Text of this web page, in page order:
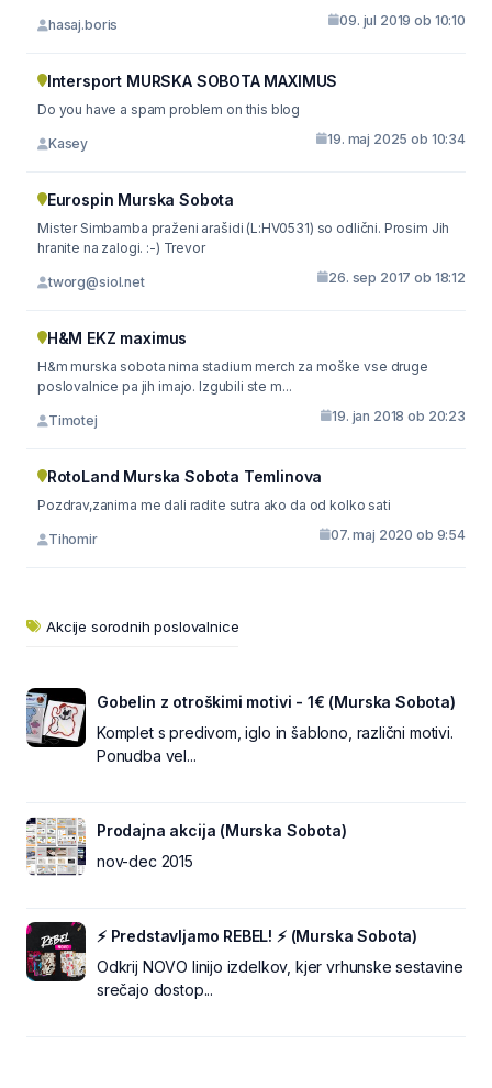
hasaj.boris 09. jul 2019 ob 10:10
Intersport MURSKA SOBOTA MAXIMUS
Do you have a spam problem on this blog
Kasey 19. maj 2025 ob 10:34
Eurospin Murska Sobota
Mister Simbamba praženi arašidi (L:HV0531) so odlični. Prosim Jih
hranite na zalogi. :-) Trevor
tworg@siol.net 26. sep 2017 ob 18:12
H&M EKZ maximus
H&m murska sobota nima stadium merch za moške vse druge
poslovalnice pa jih imajo. Izgubili ste m...
Timotej 19. jan 2018 ob 20:23
RotoLand Murska Sobota Temlinova
Pozdrav,zanima me dali radite sutra ako da od kolko sati
Tihomir 07. maj 2020 ob 9:54
Akcije sorodnih poslovalnice
Gobelin z otroškimi motivi - 1€ (Murska Sobota)
Komplet s predivom, iglo in šablono, različni motivi.
Ponudba vel...
Prodajna akcija (Murska Sobota)
nov-dec 2015
⚡ Predstavljamo REBEL! ⚡ (Murska Sobota)
Odkrij NOVO linijo izdelkov, kjer vrhunske sestavine
srečajo dostop...